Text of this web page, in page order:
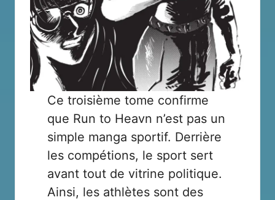
Ce troisième tome confirme
que Run to Heavn n’est pas un
simple manga sportif. Derrière
les compétions, le sport sert
avant tout de vitrine politique.
Ainsi, les athlètes sont des